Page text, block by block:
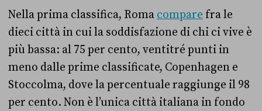
Nella prima classifica, Roma compare fra le
dieci città in cui la soddisfazione di chi ci vive è
più bassa: al 75 per cento, ventitré punti in
meno dalle prime classificate, Copenhagen e
Stoccolma, dove la percentuale raggiunge il 98
per cento. Non è l’unica città italiana in fondo